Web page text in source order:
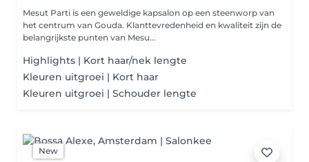
Mesut Parti is een geweldige kapsalon op een steenworp van
het centrum van Gouda. Klanttevredenheid en kwaliteit zijn de
belangrijkste punten van Mesu...
Highlights | Kort haar/nek lengte
Kleuren uitgroei | Kort haar
Kleuren uitgroei | Schouder lengte
New